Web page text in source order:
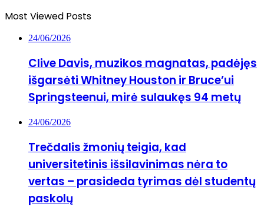
Most Viewed Posts
24/06/2026
Clive Davis, muzikos magnatas, padėjęs
išgarsėti Whitney Houston ir Bruce’ui
Springsteenui, mirė sulaukęs 94 metų
24/06/2026
Trečdalis žmonių teigia, kad
universitetinis išsilavinimas nėra to
vertas – prasideda tyrimas dėl studentų
paskolų